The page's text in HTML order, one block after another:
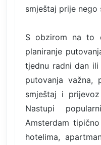
smještaj prije
S obzirom na to
planiranje
tjednu radni dan
putovanja važna,
smještaj i
Nastupi
Amsterdam
hotelima,